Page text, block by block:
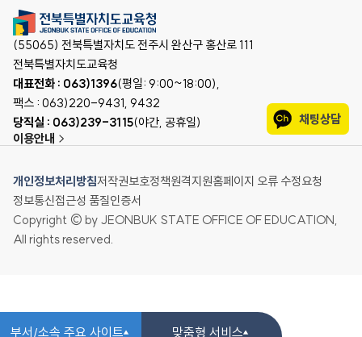
부서/소속 주요 사이트 맞춤형 서비스
(55065) 전북특별자치도 전주시 완산구 홍산로 111
전북특별자치도교육청
대표전화 : 063)1396(평일: 9:00~18:00),
팩스 : 063)220-9431, 9432
당직실 : 063)239-3115(야간, 공휴일)
이용안내
채팅상담
개인정보처리방침저작권보호정책원격지원홈페이지 오류 수정요청
정보통신접근성 품질인증서
Copyright © by JEONBUK STATE OFFICE OF EDUCATION,
All rights reserved.